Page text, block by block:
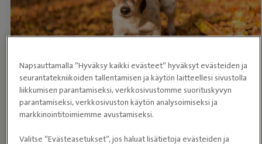
Eläimet ovat mestareita peittämään
kipua. Testaa, onko koirallasi kipuja.
Kipukysely
Napsauttamalla ”Hyväksy kaikki evästeet” hyväksyt evästeiden ja
seurantatekniikoiden tallentamisen ja käytön laitteellesi sivustolla
liikkumisen parantamiseksi, verkkosivustomme suorituskyvyn
parantamiseksi, verkkosivuston käytön analysoimiseksi ja
markkinointitoimiemme avustamiseksi.
Valitse ”Evästeasetukset”, jos haluat lisätietoja evästeiden ja